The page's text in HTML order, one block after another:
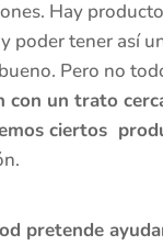
Hay
poder tener así
Pero no
con un trato
ciertos
pretende